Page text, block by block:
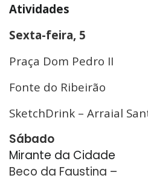
Atividades
Sexta-feira, 5
Praça Dom Pedro II
Fonte do Ribeirão
SketchDrink – Arraial
Sábado
Mirante da Cidade
Beco da Faustina –